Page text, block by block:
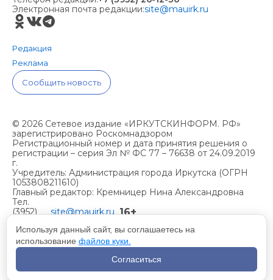
Электронная почта редакции:site@mauirk.ru
Редакция
Реклама
Сообщить новость
© 2026 Сетевое издание «ИРКУТСКИНФОРМ. РФ»
зарегистрировано Роскомнадзором
Регистрационный номер и дата принятия решения о
регистрации – серия Эл № ФС 77 – 76638 от 24.09.2019
г.
Учредитель: Администрация города Иркутска (ОГРН
1053808211610)
Главный редактор: Кремницер Нина Александровна
Тел.
(3952)
site@mauirk.ru 16+
Учетная политика организации
Политика конфиденциальности
Используя данный сайт, вы соглашаетесь на
использование файлов куки.
Согласиться